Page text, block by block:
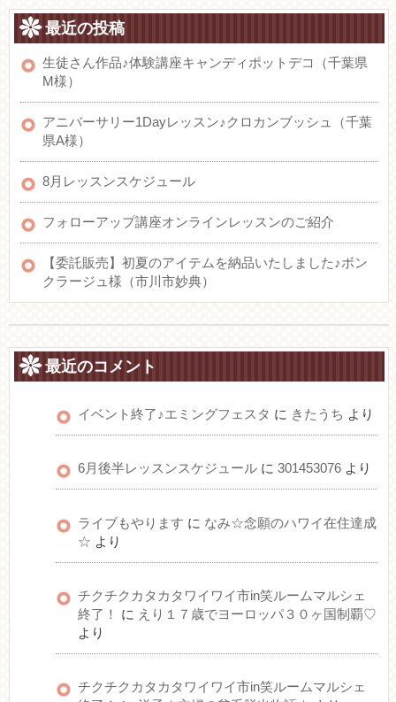
最近の投稿
生徒さん作品♪体験講座キャンディポットデコ（千葉県
M様）
アニバーサリー1Dayレッスン♪クロカンブッシュ（千葉
県A様）
8月レッスンスケジュール
フォローアップ講座オンラインレッスンのご紹介
【委託販売】初夏のアイテムを納品いたしました♪ボン
クラージュ様（市川市妙典）
最近のコメント
イベント終了♪エミングフェスタ に きたうち より
6月後半レッスンスケジュール に 301453076 より
ライブもやります に なみ☆念願のハワイ在住達成
☆ より
チクチクカタカタワイワイ市in笑ルームマルシェ
終了！
に えり１７歳でヨーロッパ３０ヶ国制覇♡
より
チクチクカタカタワイワイ市in笑ルームマルシェ